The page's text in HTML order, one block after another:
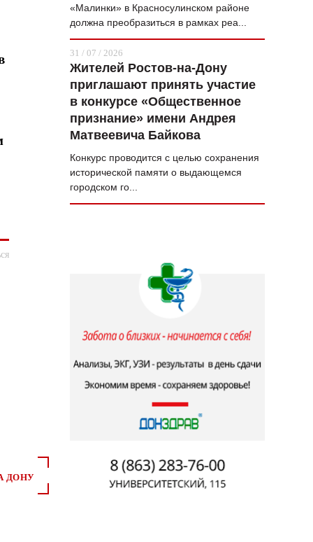
ДОНУ
«Малинки» в Красносулинском районе
должна преобразиться в рамках реа...
31 / 07 / 2026
Жителей Ростов-на-Дону
приглашают принять участие
в конкурсе «Общественное
признание» имени Андрея
Матвеевича Байкова
Конкурс проводится с целью сохранения
исторической памяти о выдающемся
городском го...